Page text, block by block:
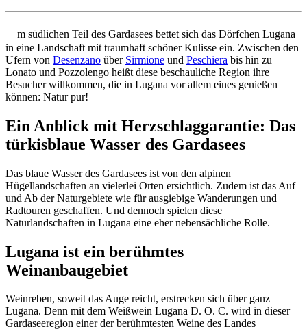
m südlichen Teil des Gardasees bettet sich das Dörfchen Lugana
in eine Landschaft mit traumhaft schöner Kulisse ein. Zwischen den
Ufern von Desenzano über Sirmione und Peschiera bis hin zu
Lonato und Pozzolengo heißt diese beschauliche Region ihre
Besucher willkommen, die in Lugana vor allem eines genießen
können: Natur pur!
Ein Anblick mit Herzschlaggarantie: Das
türkisblaue Wasser des Gardasees
Das blaue Wasser des Gardasees ist von den alpinen
Hügellandschaften an vielerlei Orten ersichtlich. Zudem ist das Auf
und Ab der Naturgebiete wie für ausgiebige Wanderungen und
Radtouren geschaffen. Und dennoch spielen diese
Naturlandschaften in Lugana eine eher nebensächliche Rolle.
Lugana ist ein berühmtes
Weinanbaugebiet
Weinreben, soweit das Auge reicht, erstrecken sich über ganz
Lugana. Denn mit dem Weißwein Lugana D. O. C. wird in dieser
Gardaseeregion einer der berühmtesten Weine des Landes